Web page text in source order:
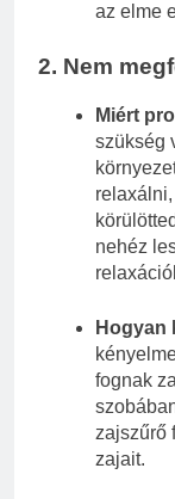
az elme
2. Nem
Miért
szükség
nehéz
Hogyan
fognak
zajszűrő
zajait.